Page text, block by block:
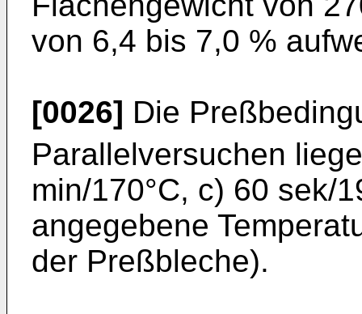
von 6,4 bis 7,0 %
[0026] Die
Parallelversuchen
min/170°C, c) 60 sek/
angegebene
der Preßbleche).